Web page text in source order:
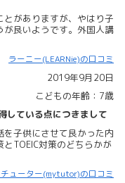
がありますが、やはり子
良いようです。外国人講
ラーニー(LEARNie)の口コミ
2019年9月20日
こどもの年齢：7歳
している点につきまして
子供にさせて良かった内
TOEIC対策のどちらかが
ューター(mytutor)の口コミ